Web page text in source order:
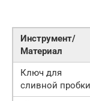
Инструмент/
Материал
Ключ для
сливной пробки